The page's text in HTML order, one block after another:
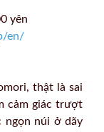
yên
en/
thật là sai
cảm giác trượt
ngọn núi ở dãy